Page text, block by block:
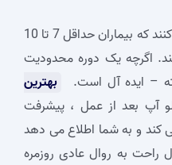
در اکثر موارد، جراحان توصیه می کنند که بیماران حداقل 7 تا 10
اگرچه یک دوره محدودیت
بهترین
آپ بعد از عمل ، پیشرفت
کند و به شما اطلاع می‌ دهد
راحت به روال عادی روزمره